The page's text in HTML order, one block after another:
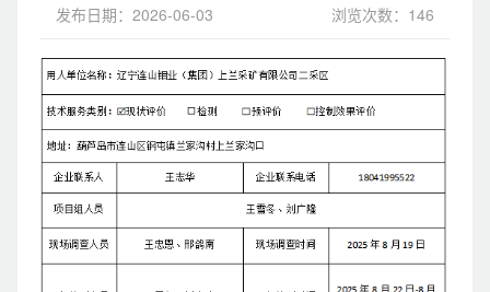
发布日期：2026-06-03 浏览次数：146